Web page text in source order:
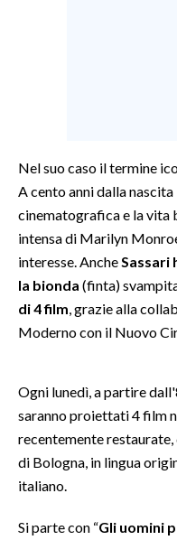
SPETTACOLI
GOSSIP
SALUTE
SARDI NEL MONDO
NOTIZIE
#CARAUNIONE
Nel suo caso il termine
A cento anni dalla
cinematografica e la vita
intensa di Marilyn
interesse. Anche Sassari
la bionda (finta)
di 4 film , grazie alla
Moderno con il Nuovo
Ogni lunedì, a partire
saranno proiettati 4 film
recentemente
di Bologna, in lingua
italiano.
Si parte con “Gli uomini